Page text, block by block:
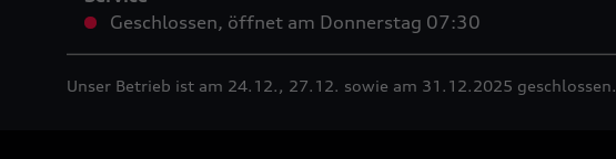
Geschlossen, öffnet am Donnerstag 07:30
Unser Betrieb ist am 24.12., 27.12. sowie am 31.12.2025 geschlossen.